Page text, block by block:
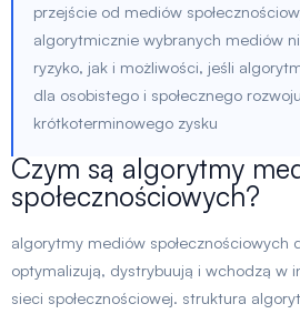
przejście od mediów
algorytmicznie wybranych mediów
ryzyko, jak i możliwości, jeśli
dla osobistego i społecznego
krótkoterminowego zysku
Czym są algorytmy
społecznościowych?
algorytmy mediów społecznościowych
optymalizują, dystrybuują i wchodzą w
sieci społecznościowej. struktura